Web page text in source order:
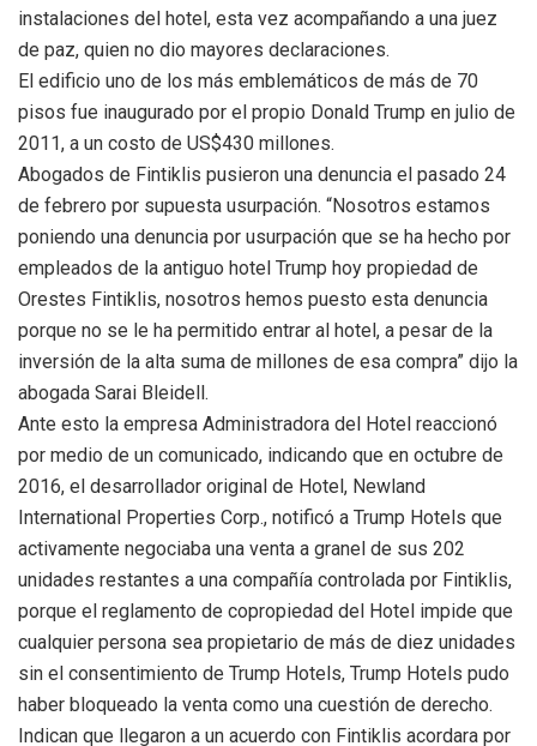
instalaciones del hotel, esta vez acompañando a una juez
de paz, quien no dio mayores declaraciones.
El edificio uno de los más emblemáticos de más de 70
pisos fue inaugurado por el propio Donald Trump en julio de
2011, a un costo de US$430 millones.
Abogados de Fintiklis pusieron una denuncia el pasado 24
de febrero por supuesta usurpación. “Nosotros estamos
poniendo una denuncia por usurpación que se ha hecho por
empleados de la antiguo hotel Trump hoy propiedad de
Orestes Fintiklis, nosotros hemos puesto esta denuncia
porque no se le ha permitido entrar al hotel, a pesar de la
inversión de la alta suma de millones de esa compra” dijo la
abogada Sarai Bleidell.
Ante esto la empresa Administradora del Hotel reaccionó
por medio de un comunicado, indicando que en octubre de
2016, el desarrollador original de Hotel, Newland
International Properties Corp., notificó a Trump Hotels que
activamente negociaba una venta a granel de sus 202
unidades restantes a una compañía controlada por Fintiklis,
porque el reglamento de copropiedad del Hotel impide que
cualquier persona sea propietario de más de diez unidades
sin el consentimiento de Trump Hotels, Trump Hotels pudo
haber bloqueado la venta como una cuestión de derecho.
Indican que llegaron a un acuerdo con Fintiklis acordara por